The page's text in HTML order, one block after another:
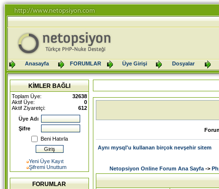
Anasayfa FORUMLAR Üye Girişi Dosyalar
KİMLER BAĞLI
Toplam Üye:
32638
Aktif Üye:
0
Aktif Ziyaretçi:
612
Üye Adı
Şifre
Beni Hatırla
Yeni Üye Kayıt
Şifremi Unuttum
FORUMLAR
Aynı mysql'u kullanan birçok nevşehir sitem
Netopsiyon Online Forum Ana Sayfa ->